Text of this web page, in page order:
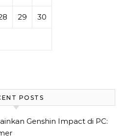
29 30
POSTS
Genshin Impact di PC: